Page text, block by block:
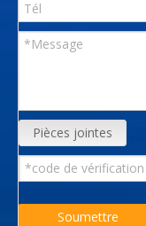
Pièces jointes
Soumettre